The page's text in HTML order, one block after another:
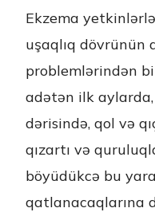
Ekzema
uşaqlıq dövrünün
problemlərindən
adətən ilk
dərisində, qol və
qızartı və
böyüdükcə bu
qatlanacaqlarına